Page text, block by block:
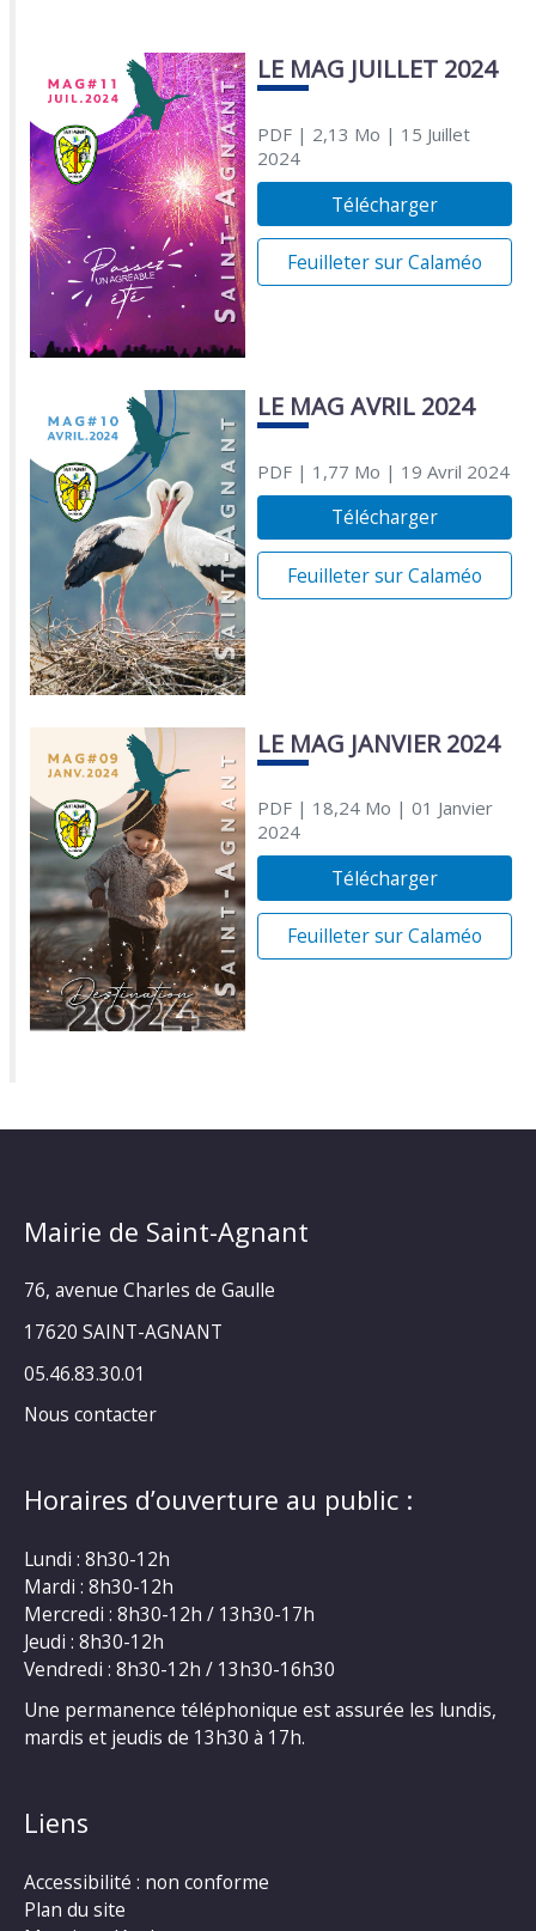
LE MAG JUILLET 2024
PDF| 2,13 Mo | 15 Juillet
2024
Télécharger
Feuilleter sur Calaméo
LE MAG AVRIL 2024
PDF| 1,77 Mo | 19 Avril 2024
Télécharger
Feuilleter sur Calaméo
LE MAG JANVIER 2024
PDF| 18,24 Mo | 01 Janvier
2024
Télécharger
Feuilleter sur Calaméo
Mairie de Saint-Agnant
76, avenue Charles de Gaulle
17620 SAINT-AGNANT
05.46.83.30.01
Nous contacter
Horaires d’ouverture au public :
Lundi : 8h30-12h
Mardi : 8h30-12h
Mercredi : 8h30-12h / 13h30-17h
Jeudi : 8h30-12h
Vendredi : 8h30-12h / 13h30-16h30
Une permanence téléphonique est assurée les lundis,
mardis et jeudis de 13h30 à 17h.
Liens
Accessibilité : non conforme
Plan du site